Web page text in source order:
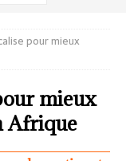
pour mieux
mieux
Afrique